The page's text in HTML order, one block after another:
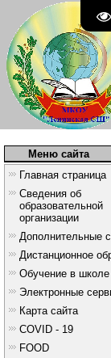
Меню сайта
Главная страница
Сведения об
образовательной
организации
Дополнительные
Дистанционное
Обучение в школе
Электронные
Карта сайта
COVID - 19
FOOD